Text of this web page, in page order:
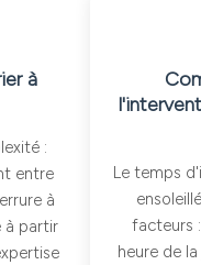
à
:
entre
à
à partir
Le temps
facteurs
heure de